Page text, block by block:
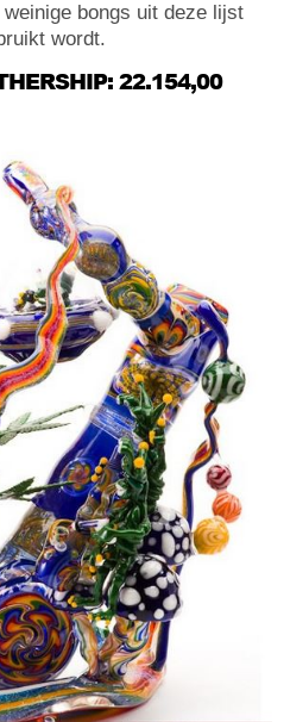
bongs uit deze lijst
wordt.
22.154,00